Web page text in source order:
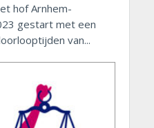
hof Arnhem-
gestart met een
van...